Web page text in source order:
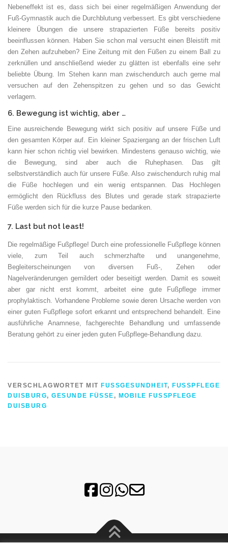
Nebeneffekt ist es, dass sich bei einer regelmäßigen Anwendung der
Fuß-Gymnastik auch die Durchblutung verbessert. Es gibt verschiedene
kleinere Übungen die unsere strapazierten Füße bereits positiv
beeinflussen können. Haben Sie schon mal versucht einen Bleistift mit
den Zehen aufzuheben? Eine Zeitung mit den Füßen zu einem Ball zu
zerknüllen und anschließend wieder zu glätten ist ebenfalls eine sehr
beliebte Übung. Im Stehen kann man zwischendurch auch gerne mal
versuchen auf den Zehenspitzen zu gehen und so das Gewicht
verlagern.
6. Bewegung ist wichtig, aber …
Eine ausreichende Bewegung wirkt sich positiv auf unsere Füße und
den gesamten Körper auf. Ein kleiner Spaziergang an der frischen Luft
kann hier schon richtig viel bewirken. Mindestens genauso wichtig, wie
die Bewegung, sind aber auch die Ruhephasen. Das gilt
selbstverständlich auch für unsere Füße. Also zwischendurch ruhig mal
die Füße hochlegen und ein wenig entspannen. Das Hochlegen
ermöglicht den Rückfluss des Blutes und gerade stark strapazierte
Füße werden sich für die kurze Pause bedanken.
7. Last but not least!
Die regelmäßige Fußpflege! Durch eine professionelle Fußpflege können
viele, zum Teil auch schmerzhafte und unangenehme,
Begleiterscheinungen von diversen Fuß-, Zehen oder
Nagelveränderungen gemildert oder beseitigt werden. Damit es soweit
aber gar nicht erst kommt, arbeitet eine gute Fußpflege immer
prophylaktisch. Vorhandene Probleme sowie deren Ursache werden von
einer guten Fußpflege sofort erkannt und entsprechend behandelt. Eine
ausführliche Anamnese, fachgerechte Behandlung und umfassende
Beratung gehört zu einer jeden guten Fußpflege-Behandlung dazu.
VERSCHLAGWORTET MIT FUSSGESUNDHEIT , FUSSPFLEGE
DUISBURG, GESUNDE FÜSSE , MOBILE FUSSPFLEGE
DUISBURG